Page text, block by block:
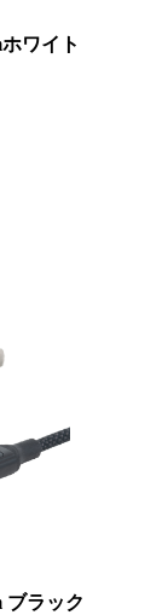
ワイト
ブラック